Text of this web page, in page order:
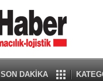
SON DAKİKA